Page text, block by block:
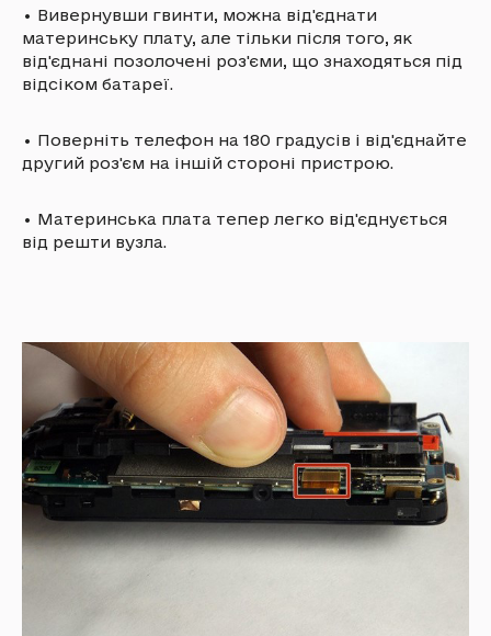
• Вивернувши гвинти, можна від'єднати
материнську плату, але тільки після того, як
від'єднані позолочені роз'єми, що знаходяться під
відсіком батареї.
• Поверніть телефон на 180 градусів і від'єднайте
другий роз'єм на іншій стороні пристрою.
• Материнська плата тепер легко від'єднується
від решти вузла.